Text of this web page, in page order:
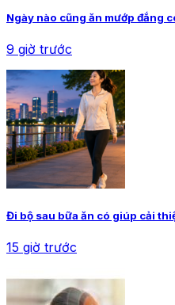
Ngày nào cũng ăn mướp đắng
9 giờ trước
Đi bộ sau bữa ăn có giúp cải
15 giờ trước